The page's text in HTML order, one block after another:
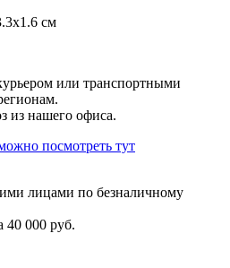
см
или транспортными
из нашего офиса.
посмотреть тут
лицами по безналичному
40 000 руб.